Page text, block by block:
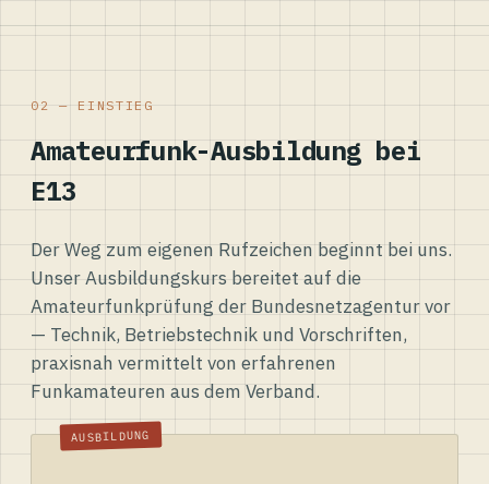
02 — EINSTIEG
Amateurfunk-Ausbildung bei
E13
Der Weg zum eigenen Rufzeichen beginnt bei uns.
Unser Ausbildungskurs bereitet auf die
Amateurfunkprüfung der Bundesnetzagentur vor
— Technik, Betriebstechnik und Vorschriften,
praxisnah vermittelt von erfahrenen
Funkamateuren aus dem Verband.